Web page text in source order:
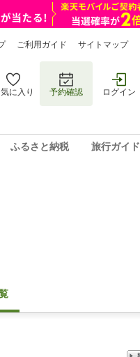
ご利用ガイド サイトマップ
に入り 予約確認 ログイン
ふるさと納税 旅行ガイド